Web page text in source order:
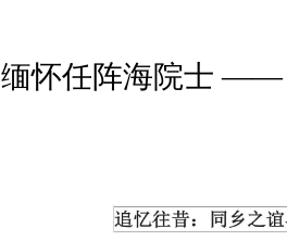
缅怀任阵海院士 ——